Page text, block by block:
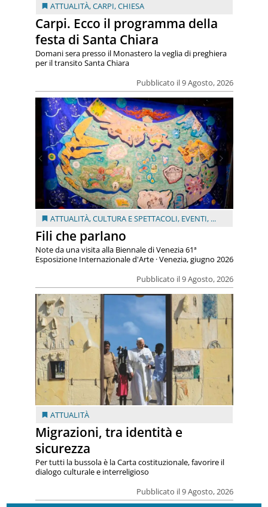
ATTUALITÀ,CARPI,CHIESA
Carpi. Ecco il programma della
festa di Santa Chiara
Pubblicato il 9 Agosto, 2026
Domani sera presso il Monastero la veglia di preghiera
per il transito Santa Chiara
ATTUALITÀ,CULTURA E SPETTACOLI, EVENTI, ...
Fili che parlano
Pubblicato il 9 Agosto, 2026
Note da una visita alla Biennale di Venezia 61ª
Esposizione Internazionale d'Arte · Venezia, giugno 2026
ATTUALITÀ
Migrazioni, tra identità e
sicurezza
Pubblicato il 9 Agosto, 2026
Per tutti la bussola è la Carta costituzionale, favorire il
dialogo culturale e interreligioso